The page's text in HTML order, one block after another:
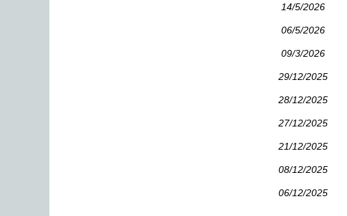
14/5/2026
06/5/2026
09/3/2026
29/12/2025
28/12/2025
27/12/2025
21/12/2025
08/12/2025
06/12/2025